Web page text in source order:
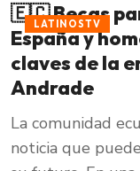
LATINOSTV
🇪🇨 Becas
España y
claves de la
Andrade
La comunidad
noticia que